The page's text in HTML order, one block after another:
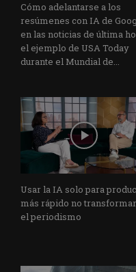
Cómo adelantarse a los
resúmenes con IA de
en las noticias de última
el ejemplo de USA Today
durante el Mundial de...
Usar la IA solo para
más rápido no
el periodismo